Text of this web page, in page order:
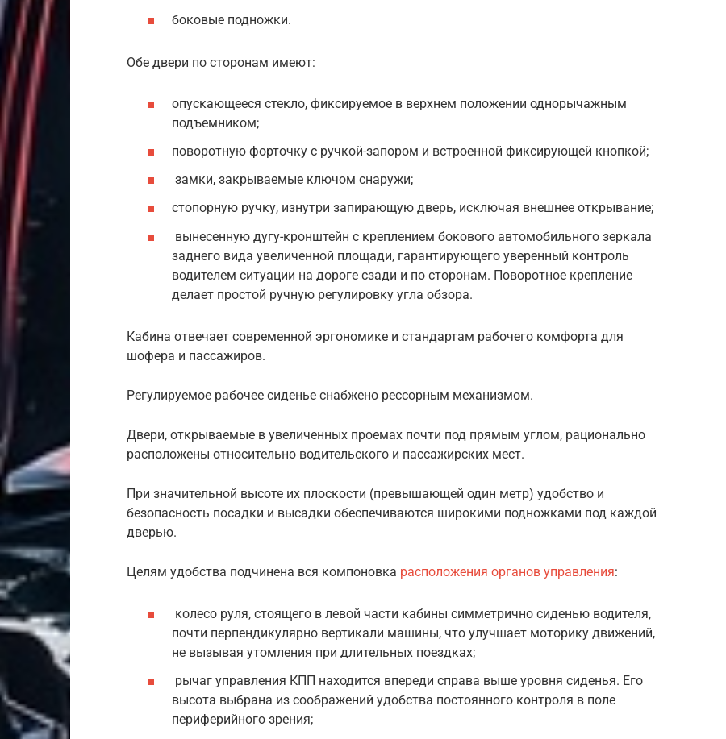
боковые подножки.
Обе двери по сторонам имеют:
опускающееся стекло, фиксируемое в верхнем положении однорычажным
подъемником;
поворотную форточку с ручкой-запором и встроенной фиксирующей кнопкой;
замки, закрываемые ключом снаружи;
стопорную ручку, изнутри запирающую дверь, исключая внешнее открывание;
вынесенную дугу-кронштейн с креплением бокового автомобильного зеркала
заднего вида увеличенной площади, гарантирующего уверенный контроль
водителем ситуации на дороге сзади и по сторонам. Поворотное крепление
делает простой ручную регулировку угла обзора.
Кабина отвечает современной эргономике и стандартам рабочего комфорта для
шофера и пассажиров.
Регулируемое рабочее сиденье снабжено рессорным механизмом.
Двери, открываемые в увеличенных проемах почти под прямым углом, рационально
расположены относительно водительского и пассажирских мест.
При значительной высоте их плоскости (превышающей один метр) удобство и
безопасность посадки и высадки обеспечиваются широкими подножками под каждой
дверью.
Целям удобства подчинена вся компоновка расположения органов управления:
колесо руля, стоящего в левой части кабины симметрично сиденью водителя,
почти перпендикулярно вертикали машины, что улучшает моторику движений,
не вызывая утомления при длительных поездках;
рычаг управления КПП находится впереди справа выше уровня сиденья. Его
высота выбрана из соображений удобства постоянного контроля в поле
периферийного зрения;